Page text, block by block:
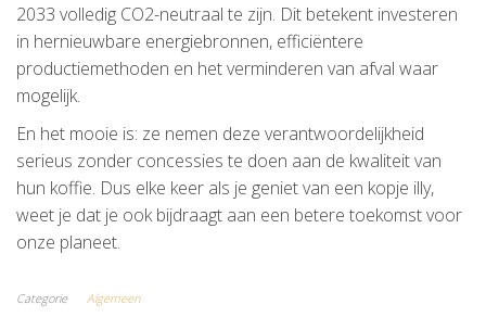
2033 volledig CO2-neutraal te zijn. Dit betekent investeren
in hernieuwbare energiebronnen, efficiëntere
productiemethoden en het verminderen van afval waar
mogelijk.
En het mooie is: ze nemen deze verantwoordelijkheid
serieus zonder concessies te doen aan de kwaliteit van
hun koffie. Dus elke keer als je geniet van een kopje illy,
weet je dat je ook bijdraagt aan een betere toekomst voor
onze planeet.
Categorie Algemeen